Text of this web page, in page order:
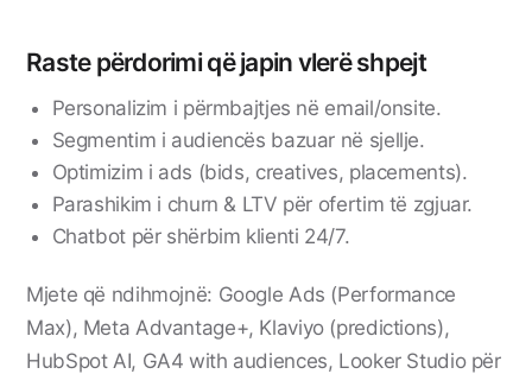
Raste përdorimi që japin vlerë shpejt
Personalizim i përmbajtjes në email/onsite.
Segmentim i audiencës bazuar në sjellje.
Optimizim i ads (bids, creatives, placements).
Parashikim i churn & LTV për ofertim të zgjuar.
Chatbot për shërbim klienti 24/7.
Mjete që ndihmojnë: Google Ads (Performance
Max), Meta Advantage+, Klaviyo (predictions),
HubSpot AI, GA4 with audiences, Looker Studio për